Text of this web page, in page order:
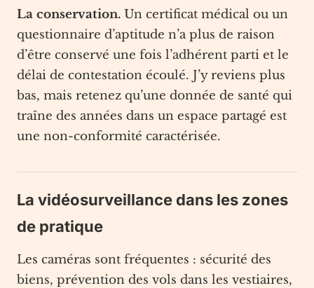
La conservation. Un certificat médical ou un
questionnaire d’aptitude n’a plus de raison
d’être conservé une fois l’adhérent parti et le
délai de contestation écoulé. J’y reviens plus
bas, mais retenez qu’une donnée de santé qui
traîne des années dans un espace partagé est
une non-conformité caractérisée.
La vidéosurveillance dans les zones
de pratique
Les caméras sont fréquentes : sécurité des
biens, prévention des vols dans les vestiaires,